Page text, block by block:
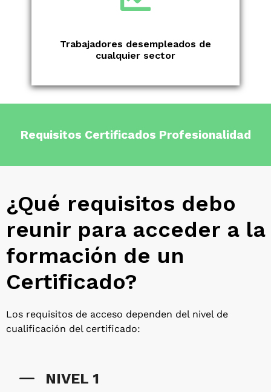
Trabajadores desempleados de
cualquier sector
Requisitos Certificados Profesionalidad
¿Qué requisitos debo
reunir para acceder a la
formación de un
Certificado?
Los requisitos de acceso dependen del nivel de
cualificación del certificado:
NIVEL 1